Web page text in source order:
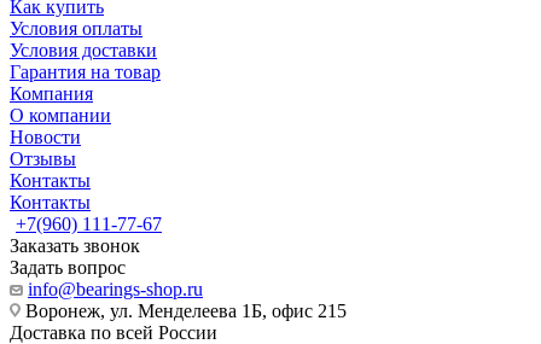
Как купить
Условия оплаты
Условия доставки
Гарантия на товар
Компания
О компании
Новости
Отзывы
Контакты
Контакты
+7(960) 111-77-67
Заказать звонок
Задать вопрос
info@bearings-shop.ru
Воронеж, ул. Менделеева 1Б, офис 215
Доставка по всей России